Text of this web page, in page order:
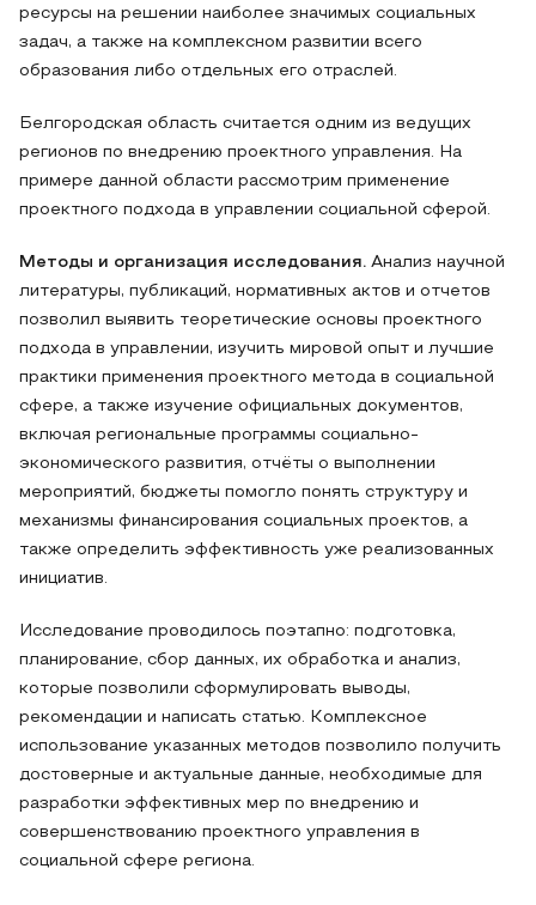
ресурсы на решении наиболее значимых социальных
задач, а также на комплексном развитии всего
образования либо отдельных его отраслей.
Белгородская область считается одним из ведущих
регионов по внедрению проектного управления. На
примере данной области рассмотрим применение
проектного подхода в управлении социальной сферой.
Методы и организация исследования. Анализ научной
литературы, публикаций, нормативных актов и отчетов
позволил выявить теоретические основы проектного
подхода в управлении, изучить мировой опыт и лучшие
практики применения проектного метода в социальной
сфере, а также изучение официальных документов,
включая региональные программы социально-
экономического развития, отчёты о выполнении
мероприятий, бюджеты помогло понять структуру и
механизмы финансирования социальных проектов, а
также определить эффективность уже реализованных
инициатив.
Исследование проводилось поэтапно: подготовка,
планирование, сбор данных, их обработка и анализ,
которые позволили сформулировать выводы,
рекомендации и написать статью. Комплексное
использование указанных методов позволило получить
достоверные и актуальные данные, необходимые для
разработки эффективных мер по внедрению и
совершенствованию проектного управления в
социальной сфере региона.